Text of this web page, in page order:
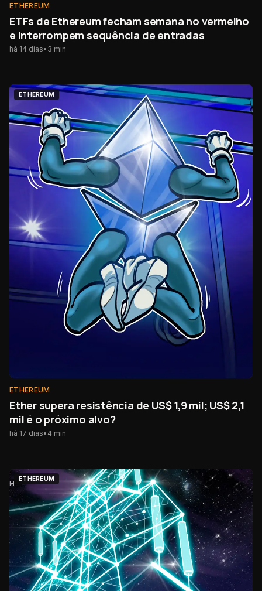
ETHEREUM
ETFs de Ethereum fecham semana no vermelho
e interrompem sequência de entradas
há 14 dias• 3 min
ETHEREUM
ETHEREUM
Ether supera resistência de US$ 1,9 mil; US$ 2,1
mil é o próximo alvo?
há 17 dias• 4 min
ETHEREUM